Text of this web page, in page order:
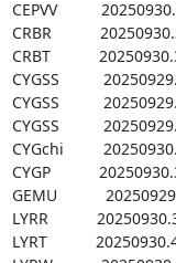
CEPVV
CRBR
CRBT
CYGSS
CYGSS
CYGSS
CYGchi
CYGP
GEMU
LYRR
LYRT